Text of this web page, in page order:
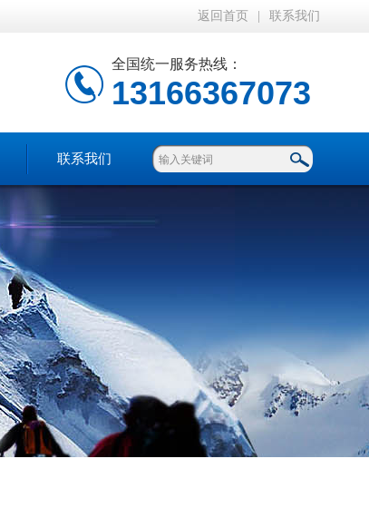
返回首页 联系我们
全国统一服务热线：
13166367073
联系我们